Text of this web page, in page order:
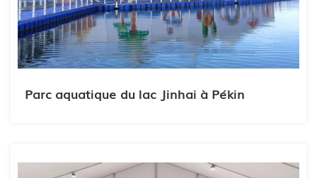
Parc aquatique du lac Jinhai à Pékin